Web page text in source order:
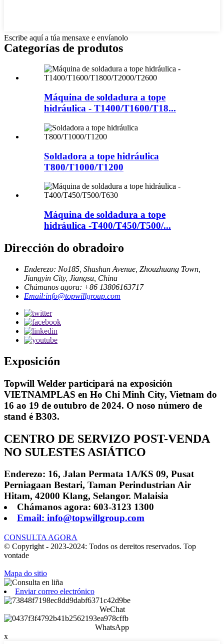
Escribe aquí a túa mensaxe e envíanolo
Categorías de produtos
Máquina de soldadura a tope
hidráulica - T1400/T1600/T18...
Soldadora a tope hidráulica
T800/T1000/T1200
Máquina de soldadura a tope
hidráulica -T400/T450/T500/...
Dirección do obradoiro
Enderezo: No185, Shashan Avenue, Zhouzhuang Town,
Jiangyin City, Jiangsu, China
Chámanos agora: +86 13806163717
Email:info@topwillgroup.com
Exposición
Topwill Welder participará na exposición
VIETNAMPLAS en Ho Chi Minh City, Vietnam do
16 ao 19 de outubro de 2024. O noso número de
stand é B303.
CENTRO DE SERVIZO POST-VENDA
NO SULESTES ASIÁTICO
Enderezo: 16, Jalan Permata 1A/KS 09, Pusat
Perniagaan Bestari, Taman Perindustrian Air
Hitam, 42000 Klang, Selangor. Malaisia
Chámanos agora: 603-3123 1300
Email: info@topwillgroup.com
CONSULTA AGORA
© Copyright - 2023-2024: Todos os dereitos reservados. Top
vontade
Mapa do sitio
Enviar correo electrónico
WeChat
WhatsApp
x